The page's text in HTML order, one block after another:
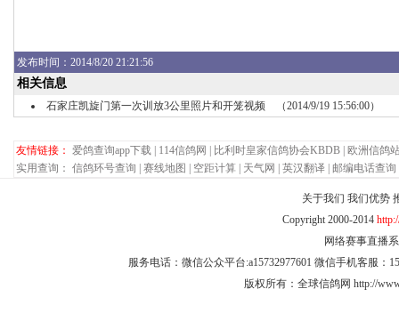
发布时间：2014/8/20 21:21:56
相关信息
石家庄凯旋门第一次训放3公里照片和开笼视频 （2014/9/19 15:56:00）
友情链接： 爱鸽查询app下载 114信鸽网 比利时皇家信鸽协会KBDB
欧洲信鸽
实用查询： 信鸽环号查询 赛线地图 空距计算 天气网 英汉翻译 邮编电话查询
关于我们 我们优势
Copyright 2000-2014
网络赛事直播
服务电话：微信公众平台:a15732977601 微信手机客服：
版权所有：全球信鸽网 http://